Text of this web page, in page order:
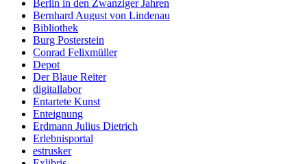
Berlin in den Zwanziger Jahren
Bernhard August von Lindenau
Bibliothek
Burg Posterstein
Conrad Felixmüller
Depot
Der Blaue Reiter
digitallabor
Entartete Kunst
Enteignung
Erdmann Julius Dietrich
Erlebnisportal
estrusker